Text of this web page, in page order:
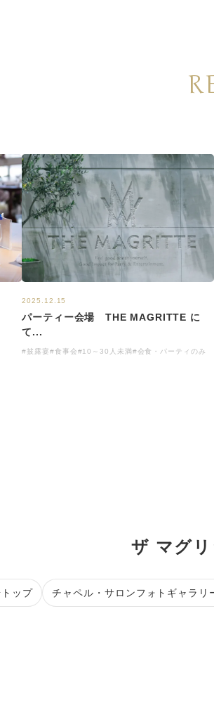
2025.12.15
パーティー会場 THE MAGRITTE に
て...
#披露宴#食事会#10～30人未満 #会食・パーティのみ
ザ マグ
ップ チャペル・サロンフォトギャラリ